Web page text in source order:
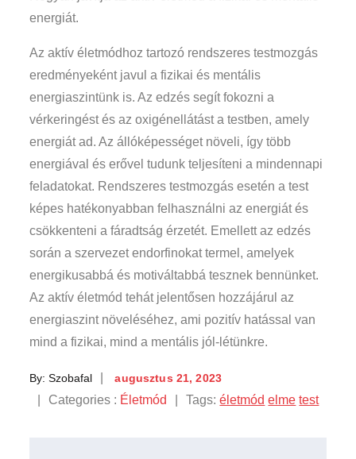
energiát.
Az aktív életmódhoz tartozó rendszeres testmozgás
eredményeként javul a fizikai és mentális
energiaszintünk is. Az edzés segít fokozni a
vérkeringést és az oxigénellátást a testben, amely
energiát ad. Az állóképességet növeli, így több
energiával és erővel tudunk teljesíteni a mindennapi
feladatokat. Rendszeres testmozgás esetén a test
képes hatékonyabban felhasználni az energiát és
csökkenteni a fáradtság érzetét. Emellett az edzés
során a szervezet endorfinokat termel, amelyek
energikusabbá és motiváltabbá tesznek bennünket.
Az aktív életmód tehát jelentősen hozzájárul az
energiaszint növeléséhez, ami pozitív hatással van
mind a fizikai, mind a mentális jól-létünkre.
By:Szobafal
Posted
on
augusztus 21, 2023
Categories
Categories : Életmód Tags:életmód elme test